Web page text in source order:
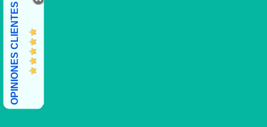
OPINIONES CLIENTES